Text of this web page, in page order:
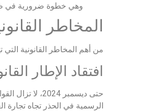
وهي خطوة ضرورية في ظل
المخاطر
من أهم المخاطر القانونية
افتقاد الإطار
حتى ديسمبر
الرسمية في الحذر تجاه تجارة